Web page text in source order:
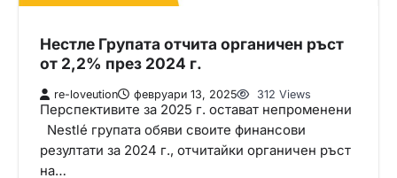
Нестле Групата отчита органичен ръст
от 2,2% през 2024 г.
re-loveution февруари 13, 2025 312 Views
Перспективите за 2025 г. остават непроменени
Nestlé групата обяви своите финансови
резултати за 2024 г., отчитайки органичен ръст
на…